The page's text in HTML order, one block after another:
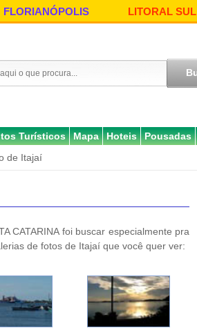
FLORIANÓPOLIS LITORAL SUL
Turísticos Mapa Hoteis Pousadas
de Itajaí
CATARINA foi buscar especialmente pra
de fotos de Itajaí que você quer ver: